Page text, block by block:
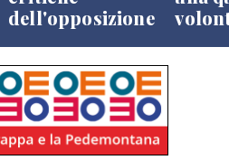
dell'opposizione